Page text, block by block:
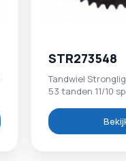
STR273548
Tandwiel
53 tanden 11/10